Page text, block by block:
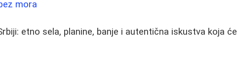
mora
etno sela, planine, banje i autentična iskustva koja će